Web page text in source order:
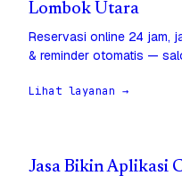
Lombok Utara
Reservasi online 24 jam,
& reminder otomatis —
Lihat layanan →
Jasa Bikin Aplikasi